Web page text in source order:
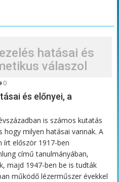
hatásai és
válaszol
0
és előnyei, a
is számos kutatás
milyen hatásai vannak. A
írt először 1917-ben
című tanulmányában,
majd 1947-ben be is tudták
működő lézerműszer évekkel